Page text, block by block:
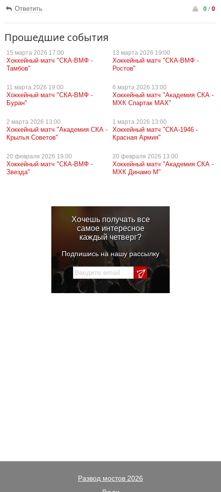
Ответить 0/0
Прошедшие события
15 марта 2026 17:00
Хоккейный матч "СКА-ВМФ -
Тамбов"
13 марта 2026 19:00
Хоккейный матч "СКА-ВМФ -
Ростов"
11 марта 2026 19:00
Хоккейный матч "СКА-ВМФ -
Буран"
6 марта 2026 13:00
Хоккейный матч "Академия СКА -
МХК Спартак МАХ"
2 марта 2026 13:00
Хоккейный матч "Академия СКА -
Крылья Советов"
1 марта 2026 13:00
Хоккейный матч "СКА-1946 -
Красная Армия"
20 февраля 2026 19:00
Хоккейный матч "СКА-ВМФ -
Звезда"
20 февраля 2026 13:00
Хоккейный матч "Академия СКА -
МХК Динамо М"
Хочешь получать все
самое интересное
каждый четверг?
Подпишись на нашу рассылку
Развод мостов 2026